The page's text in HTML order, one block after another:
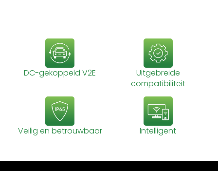
DC-gekoppeld V2E
Uitgebreide
compatibiliteit
Veilig en betrouwbaar Intelligent